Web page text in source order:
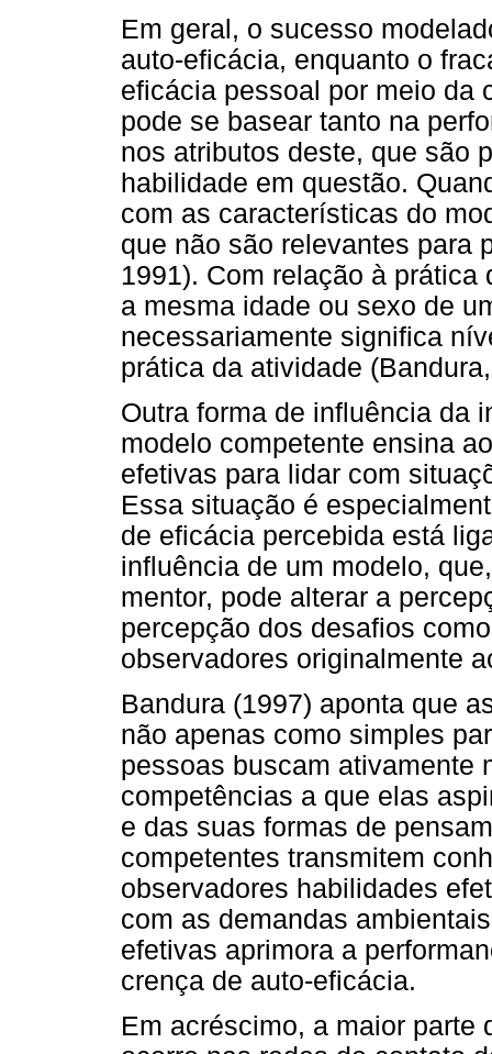
Em geral, o sucesso
auto-eficácia, enquanto o
eficácia pessoal por meio da
pode se basear tanto na
nos atributos deste, que são
habilidade em questão.
com as características do
que não são relevantes para
1991). Com relação à
a mesma idade ou sexo de
necessariamente significa
prática da atividade
Outra forma de influência da
modelo competente ensina
efetivas para lidar com
Essa situação é
de eficácia percebida está
influência de um modelo,
mentor, pode alterar a
percepção dos desafios
observadores originalmente
Bandura (1997) aponta que
não apenas como simples
pessoas buscam ativamente
competências a que elas
e das suas formas de
competentes transmitem
observadores habilidades
com as demandas
efetivas aprimora a
crença de auto-eficácia.
Em acréscimo, a maior parte